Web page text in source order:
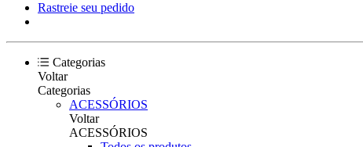
Rastreie seu pedido
Categorias
Voltar
Categorias
ACESSÓRIOS
Voltar
ACESSÓRIOS